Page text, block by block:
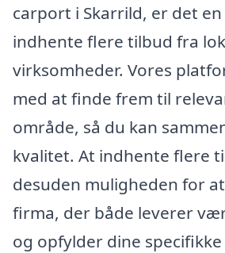
carport i Skarrild, er det
indhente flere tilbud fra
virksomheder. Vores
med at finde frem til
område, så du kan
kvalitet. At indhente flere
desuden muligheden for
firma, der både leverer
og opfylder dine